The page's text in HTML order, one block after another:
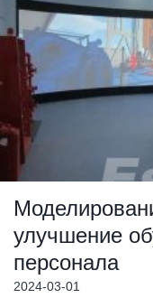
улучшение
персонала
2024-03-01